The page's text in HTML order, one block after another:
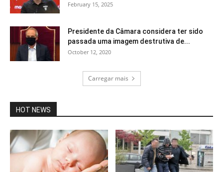
February 15, 2025
Presidente da Câmara considera ter sido
passada uma imagem destrutiva de...
October 12, 2020
Carregar mais
HOT NEWS